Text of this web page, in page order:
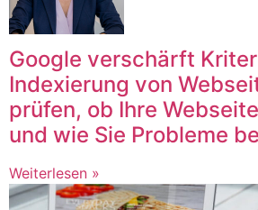
Google verschärft
Indexierung von
prüfen, ob Ihre
und wie Sie Probleme
Weiterlesen »